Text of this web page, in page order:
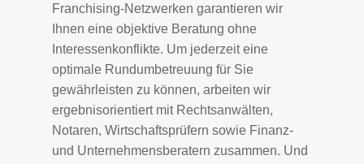
Franchising-Netzwerken garantieren wir
Ihnen eine objektive Beratung ohne
Interessenkonflikte. Um jederzeit eine
optimale Rundumbetreuung für Sie
gewährleisten zu können, arbeiten wir
ergebnisorientiert mit Rechtsanwälten,
Notaren, Wirtschaftsprüfern sowie Finanz-
und Unternehmensberatern zusammen. Und